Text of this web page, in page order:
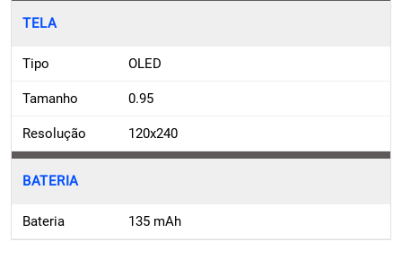
TELA
Tipo OLED
Tamanho 0.95
Resolução 120x240
BATERIA
Bateria 135 mAh